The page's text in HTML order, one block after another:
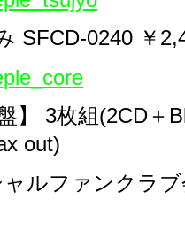
SFCD-0240 ￥
】 3枚組(2CD＋
out)
ルファンクラ